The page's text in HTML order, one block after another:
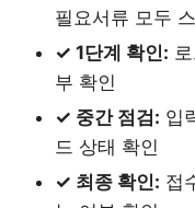
필요서류 모두
✓ 1단계 확인:
부 확인
✓ 중간 점검: 입
드 상태 확인
✓ 최종 확인: 접